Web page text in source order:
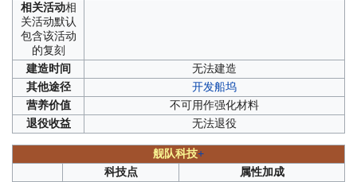
相关活动相
关活动默认
包含该活动
的复刻
建造时间
无法建造
其他途径
开发船坞
营养价值
不可用作强化材料
退役收益 无法退役
舰队科技+
科技点
属性加成